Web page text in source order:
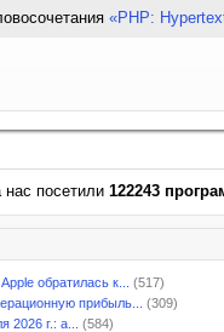
«PHP:
посетили 122243
обратилась к...
(517)
прибыль...
(309)
2026 г.: а...
(584)